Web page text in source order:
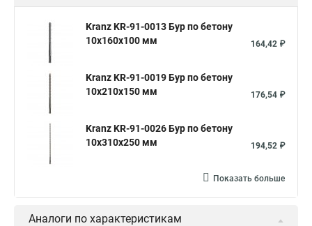
Kranz KR-91-0013 Бур по бетону
10x160x100 мм
164,42 ₽
Kranz KR-91-0019 Бур по бетону
10x210x150 мм
176,54 ₽
Kranz KR-91-0026 Бур по бетону
10x310x250 мм
194,52 ₽
Показать больше
Аналоги по характеристикам